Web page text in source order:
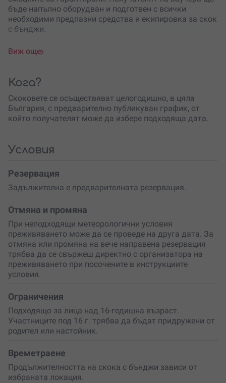
бъде напълно оборудван и подготвен с всички
необходими предпазни средства и екипировка за скок
с бънджи.
Локации в цяла България
бънджи от балон и др.
Пловдив
Варна– Аспарухов мост
Габрово– мост над р. Янтра
Русенски Лом
Видин
– Дунав мост 2
Пещера Проходна– с. Карлуково, и още!
Виж още
Кога?
Скоковете се осъществяват целогодишно, в цяла
България, с предварително публикуван график, от
който получателят може да избере подходяща дата.
Условия
Резервация
Задължителна е предварителната резервация.
Отмяна и промяна
При неподходящи метеорологични условия
преживяването може да се проведе на друга дата. За
отмяна или промяна на вече направена резервация
трябва да се свържеш директно с организатора на
преживяването при посочените в инструкциите
условия.
Ограничения
Подходящо за лица над 16-годишна възраст.
Участниците под 16 г. трябва да бъдат придружени от
родител или настойник.
Времетраене
Продължителността на скока с бънджи зависи от
избраната локация.